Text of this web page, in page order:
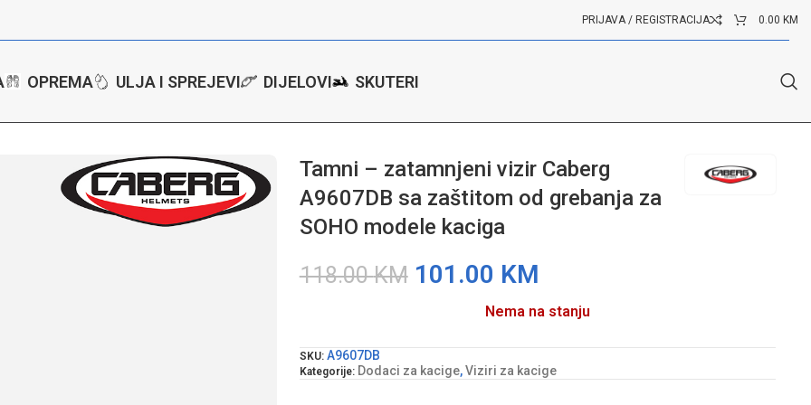
PRIJAVA / REGISTRACIJA 0.00 KM
OPREMA ULJA I SPREJEVI DIJELOVI SKUTERI
Tamni – zatamnjeni vizir Caberg
A9607DB sa zaštitom od grebanja za
SOHO modele kaciga
118.00KM 101.00 KM
Nema na stanju
SKU: A9607DB
Kategorije: Dodaci za kacige, Viziri za kacige